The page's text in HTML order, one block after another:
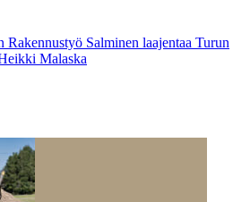
Rakennustyö Salminen laajentaa Turun
Malaska